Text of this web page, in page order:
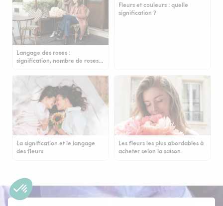
Langage des roses :
signification, nombre de roses…
Fleurs et couleurs : quelle
signification ?
La signification et le langage
des fleurs
Les fleurs les plus abordables à
acheter selon la saison